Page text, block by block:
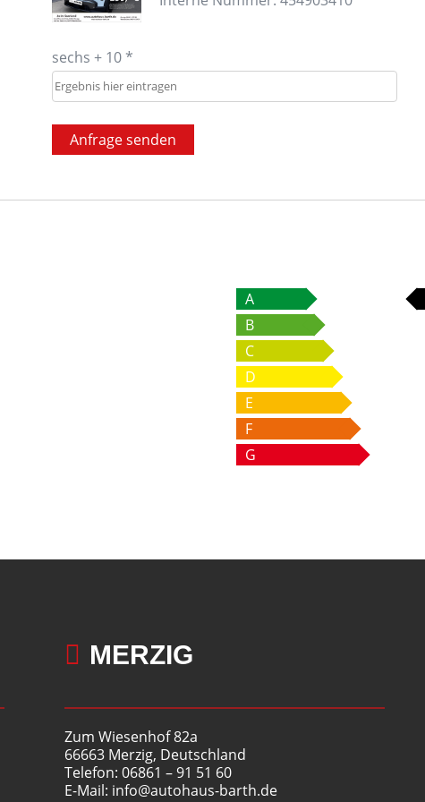
sechs + 10 *
Anfrage senden
A
B
C
D
E
F
G
 MERZIG
Zum Wiesenhof 82a
66663 Merzig, Deutschland
Telefon: 06861 – 91 51 60
E-Mail: info@autohaus-barth.de